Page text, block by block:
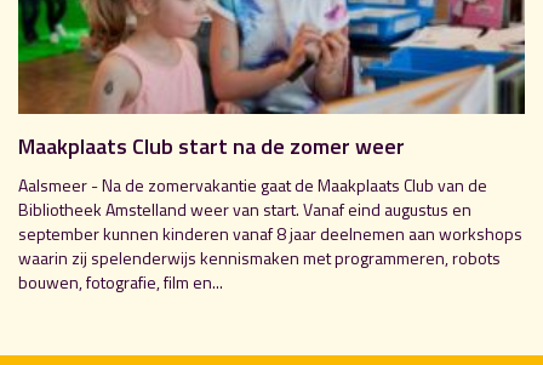
Maakplaats Club start na de zomer weer
Aalsmeer - Na de zomervakantie gaat de Maakplaats Club van de
Bibliotheek Amstelland weer van start. Vanaf eind augustus en
september kunnen kinderen vanaf 8 jaar deelnemen aan workshops
waarin zij spelenderwijs kennismaken met programmeren, robots
bouwen, fotografie, film en...